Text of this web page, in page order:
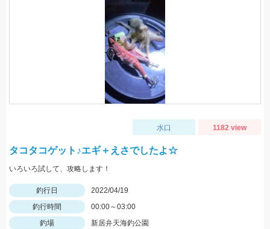
水口 1182 view
タコタコゲット♪エギ＋えさでしたよ☆
いろいろ試して、攻略します！
釣行日
2022/04/19
釣行時間
00:00～03:00
釣場
新居弁天海釣公園